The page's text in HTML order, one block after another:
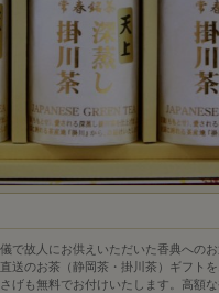
で故人にお供えいただいた香典への
送のお茶（静岡茶・掛川茶）ギフト
げも無料でお付けいたします。高額